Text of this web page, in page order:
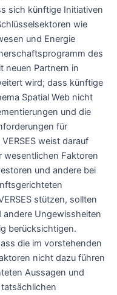
sich künftige Initiativen
wie
und Energie
des
neuen Partnern in
wird; dass künftige
Spatial Web nicht
und die
für
weist darauf
wesentlichen Faktoren
und andere bei
stützen, sollten
Ungewissheiten
berücksichtigen.
die im vorstehenden
nicht dazu führen
Aussagen und